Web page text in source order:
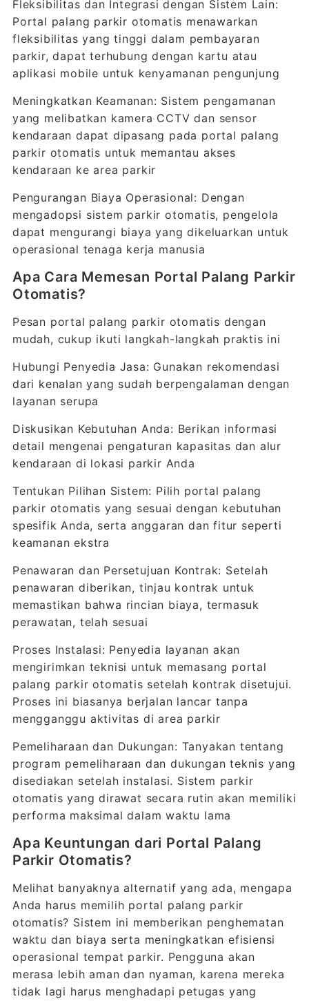
Fleksibilitas dan Integrasi dengan Sistem Lain:
Portal palang parkir otomatis menawarkan
fleksibilitas yang tinggi dalam pembayaran
parkir, dapat terhubung dengan kartu atau
aplikasi mobile untuk kenyamanan pengunjung
Meningkatkan Keamanan: Sistem pengamanan
yang melibatkan kamera CCTV dan sensor
kendaraan dapat dipasang pada portal palang
parkir otomatis untuk memantau akses
kendaraan ke area parkir
Pengurangan Biaya Operasional: Dengan
mengadopsi sistem parkir otomatis, pengelola
dapat mengurangi biaya yang dikeluarkan untuk
operasional tenaga kerja manusia
Apa Cara Memesan Portal Palang Parkir
Otomatis?
Pesan portal palang parkir otomatis dengan
mudah, cukup ikuti langkah-langkah praktis ini
Hubungi Penyedia Jasa: Gunakan rekomendasi
dari kenalan yang sudah berpengalaman dengan
layanan serupa
Diskusikan Kebutuhan Anda: Berikan informasi
detail mengenai pengaturan kapasitas dan alur
kendaraan di lokasi parkir Anda
Tentukan Pilihan Sistem: Pilih portal palang
parkir otomatis yang sesuai dengan kebutuhan
spesifik Anda, serta anggaran dan fitur seperti
keamanan ekstra
Penawaran dan Persetujuan Kontrak: Setelah
penawaran diberikan, tinjau kontrak untuk
memastikan bahwa rincian biaya, termasuk
perawatan, telah sesuai
Proses Instalasi: Penyedia layanan akan
mengirimkan teknisi untuk memasang portal
palang parkir otomatis setelah kontrak disetujui.
Proses ini biasanya berjalan lancar tanpa
mengganggu aktivitas di area parkir
Pemeliharaan dan Dukungan: Tanyakan tentang
program pemeliharaan dan dukungan teknis yang
disediakan setelah instalasi. Sistem parkir
otomatis yang dirawat secara rutin akan memiliki
performa maksimal dalam waktu lama
Apa Keuntungan dari Portal Palang
Parkir Otomatis?
Melihat banyaknya alternatif yang ada, mengapa
Anda harus memilih portal palang parkir
otomatis? Sistem ini memberikan penghematan
waktu dan biaya serta meningkatkan efisiensi
operasional tempat parkir. Pengguna akan
merasa lebih aman dan nyaman, karena mereka
tidak lagi harus menghadapi petugas yang